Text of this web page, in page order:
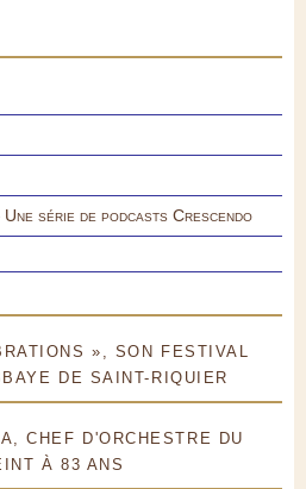
série de podcasts Crescendo
», SON FESTIVAL
DE SAINT-RIQUIER
CHEF D'ORCHESTRE DU
À 83 ANS